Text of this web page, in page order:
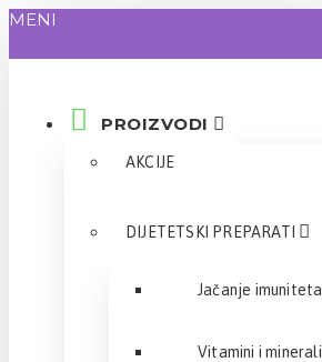
MENI
PROIZVODI
AKCIJE
DIJETETSKI PREPARATI
Jačanje imuniteta
Vitamini i minerali